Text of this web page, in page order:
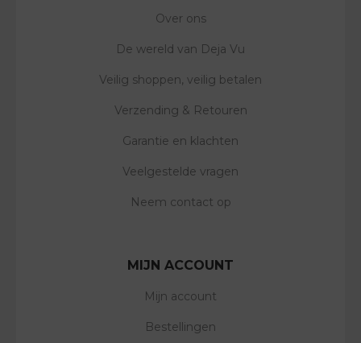
Over ons
De wereld van Deja Vu
Veilig shoppen, veilig betalen
Verzending & Retouren
Garantie en klachten
Veelgestelde vragen
Neem contact op
MIJN ACCOUNT
Mijn account
Bestellingen